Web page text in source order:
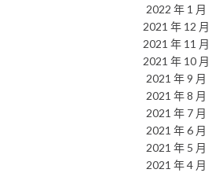
2022 年 1 月
2021 年 12 月
2021 年 11 月
2021 年 10 月
2021 年 9 月
2021 年 8 月
2021 年 7 月
2021 年 6 月
2021 年 5 月
2021 年 4 月